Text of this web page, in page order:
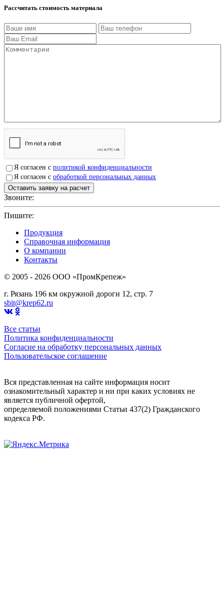
Рассчитать стоимость материала
Я согласен с политикой конфиденциальности
Я согласен с обработкой персональных данных
Звоните:
Пишите:
Продукция
Справочная информация
О компании
Контакты
© 2005 - 2026 OOO «ПромКрепеж»
г. Рязань 196 км окружной дороги 12, стр. 7
sbit@krep62.ru
Все статьи
Политика конфиденциальности
Согласие на обработку персональных данных
Пользовательское соглашение
Вся представленная на сайте информация носит
ознакомительный характер и ни при каких условиях не
является публичной офертой,
определяемой положениями Статьи 437(2) Гражданского
кодекса РФ.